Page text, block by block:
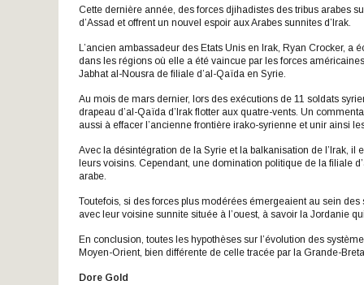
Cette dernière année, des forces djihadistes des tribus arabes
d’Assad et offrent un nouvel espoir aux Arabes sunnites d’Irak.
L’ancien ambassadeur des Etats Unis en Irak, Ryan Crocker, a
dans les régions où elle a été vaincue par les forces
Jabhat al-Nousra de filiale d’al-Qaïda en Syrie.
Au mois de mars dernier, lors des exécutions de 11 soldats
drapeau d’al-Qaïda d’Irak flotter aux quatre-vents. Un
aussi à effacer l’ancienne frontière irako-syrienne et unir ainsi
Avec la désintégration de la Syrie et la balkanisation de l’Irak,
leurs voisins. Cependant, une domination politique de la filiale
arabe.
Toutefois, si des forces plus modérées émergeaient au sein
avec leur voisine sunnite située à l’ouest, à savoir la Jordanie
En conclusion, toutes les hypothèses sur l’évolution des
Moyen-Orient, bien différente de celle tracée par la Grande-
Dore Gold